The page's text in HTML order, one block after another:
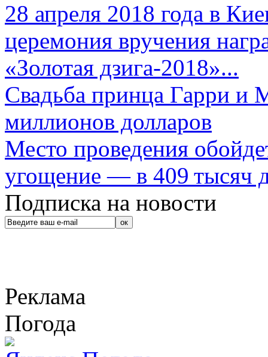
28 апреля 2018 года в
церемония вручения
«Золотая дзига-2018»...
Свадьба принца Гарри и
миллионов долларов
Место проведения
угощение — в 409 тысяч
Подписка на новости
Реклама
Погода